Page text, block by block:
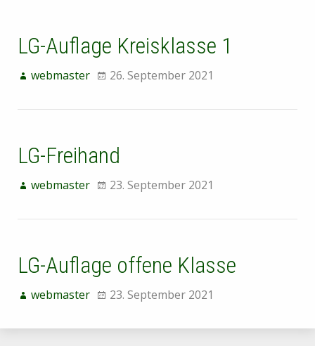
LG-Auflage Kreisklasse 1
webmaster 26. September 2021
LG-Freihand
webmaster 23. September 2021
LG-Auflage offene Klasse
webmaster 23. September 2021